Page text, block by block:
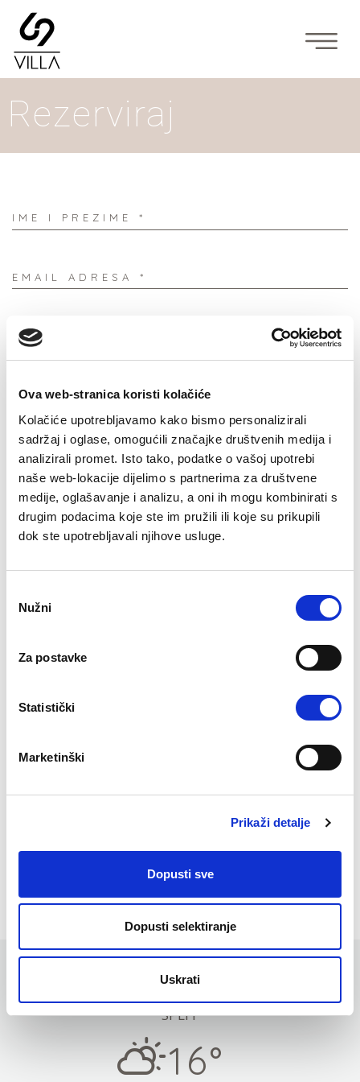
Ova web-stranica koristi kolačiće
Kolačiće upotrebljavamo kako bismo personalizirali
sadržaj i oglase, omogućili značajke društvenih medija i
analizirali promet. Isto tako, podatke o vašoj upotrebi
naše web-lokacije dijelimo s partnerima za društvene
medije, oglašavanje i analizu, a oni ih mogu kombinirati s
drugim podacima koje ste im pružili ili koje su prikupili
dok ste upotrebljavali njihove usluge.
pristanka
Nužni
Za postavke
Statistički
Marketinški
Prikaži detalje
Dopusti sve
Dopusti selektiranje
Uskrati
Main Navigation
Rezerviraj
IME I PREZIME *
EMAIL ADRESA *
TELEFON
DRŽAVA
PRIJAVA*
BROJ ODRASLIH*
Vrijeme
SPLIT
16°